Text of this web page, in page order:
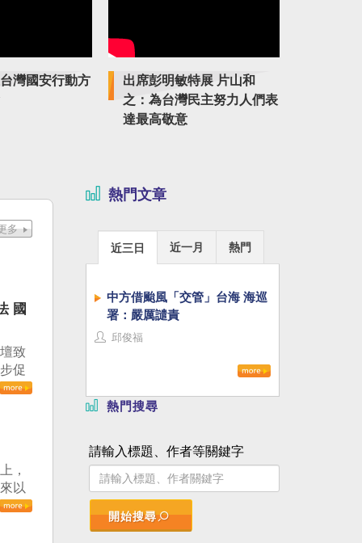
台灣國安行動方
出席彭明敏特展 片山和
之：為台灣民主努力人們表
達最高敬意
國
致
促
實
僅
審
，
以
熱門文章
近三日 近一月 熱門
中方借颱風「交管」台海 海巡
署：嚴厲譴責
邱俊福
熱門搜尋
請輸入標題、作者等關鍵字
開始搜尋